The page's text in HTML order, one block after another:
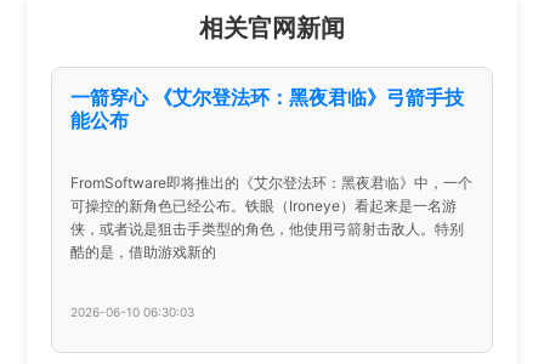
相关官网新闻
一箭穿心 《艾尔登法环：黑夜君临》弓箭手技
能公布
FromSoftware即将推出的《艾尔登法环：黑夜君临》中，一个
可操控的新角色已经公布。铁眼（Ironeye）看起来是一名游
侠，或者说是狙击手类型的角色，他使用弓箭射击敌人。特别
酷的是，借助游戏新的
2026-06-10 06:30:03